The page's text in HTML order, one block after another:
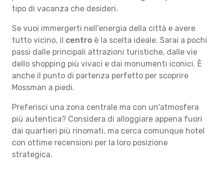
tipo di vacanza che desideri.
Se vuoi immergerti nell'energia della città e avere
tutto vicino, il centro è la scelta ideale. Sarai a pochi
passi dalle principali attrazioni turistiche, dalle vie
dello shopping più vivaci e dai monumenti iconici. È
anche il punto di partenza perfetto per scoprire
Mossman a piedi.
Preferisci una zona centrale ma con un'atmosfera
più autentica? Considera di alloggiare appena fuori
dai quartieri più rinomati, ma cerca comunque hotel
con ottime recensioni per la loro posizione
strategica.